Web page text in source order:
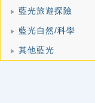
藍光旅遊探險
藍光自然/科學
其他藍光